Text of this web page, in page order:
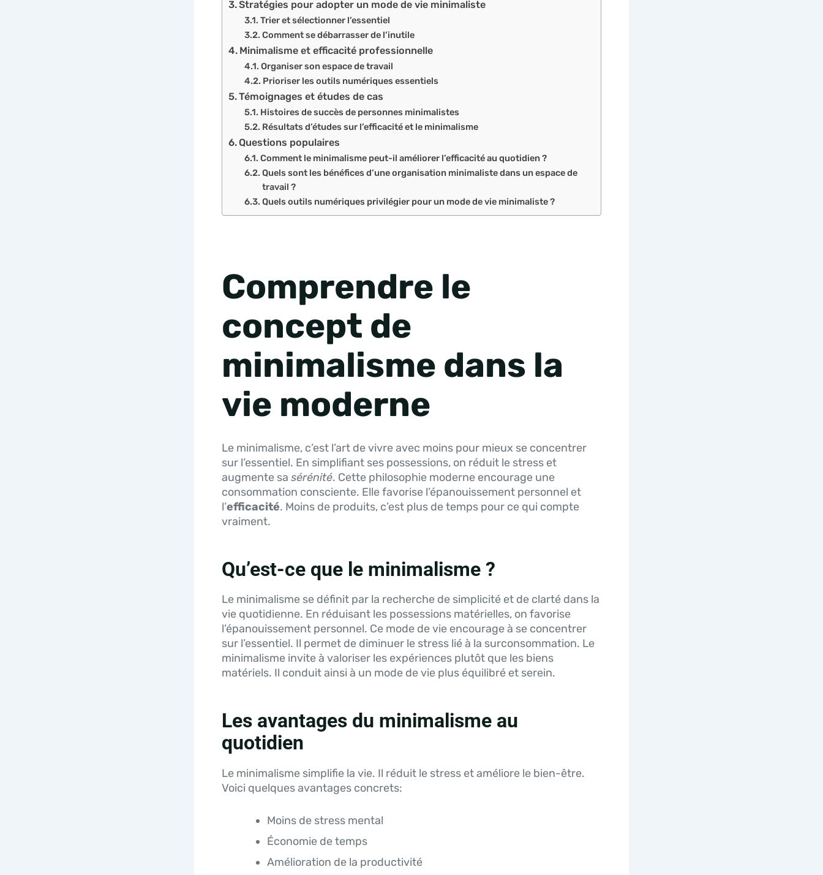
Stratégies pour adopter un mode de vie minimaliste
Trier et sélectionner l’essentiel
Comment se débarrasser de l’inutile
Minimalisme et efficacité professionnelle
Organiser son espace de travail
Prioriser les outils numériques essentiels
Témoignages et études de cas
Histoires de succès de personnes minimalistes
Résultats d’études sur l’efficacité et le minimalisme
Questions populaires
Comment le minimalisme peut-il améliorer l’efficacité au quotidien ?
Quels sont les bénéfices d’une organisation minimaliste dans un espace de
travail ?
Quels outils numériques privilégier pour un mode de vie minimaliste ?
Comprendre le
concept de
minimalisme dans la
vie moderne
Le minimalisme, c’est l’art de vivre avec moins pour mieux se concentrer
sur l’essentiel. En simplifiant ses possessions, on réduit le stress et
augmente sa sérénité. Cette philosophie moderne encourage une
consommation consciente. Elle favorise l’épanouissement personnel et
l’efficacité. Moins de produits, c’est plus de temps pour ce qui compte
vraiment.
Qu’est-ce que le minimalisme ?
Le minimalisme se définit par la recherche de simplicité et de clarté dans la
vie quotidienne. En réduisant les possessions matérielles, on favorise
l’épanouissement personnel. Ce mode de vie encourage à se concentrer
sur l’essentiel. Il permet de diminuer le stress lié à la surconsommation. Le
minimalisme invite à valoriser les expériences plutôt que les biens
matériels. Il conduit ainsi à un mode de vie plus équilibré et serein.
Les avantages du minimalisme au
quotidien
Le minimalisme simplifie la vie. Il réduit le stress et améliore le bien-être.
Voici quelques avantages concrets:
Moins de stress mental
Économie de temps
Amélioration de la productivité